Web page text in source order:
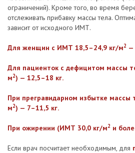
ограничений). Кроме того, во время
отслеживать прибавку массы тела.
зависит от исходного ИМТ.
Для женщин с ИМТ 18,5–24,9 кг/м2 —
Для пациенток с дефицитом массы
м2) — 12,5–18 кг.
При прегравидарном избытке
м2) — 7–11,5 кг.
При ожирении (ИМТ 30,0 кг/м2 и
Если врач посчитает необходимым, для